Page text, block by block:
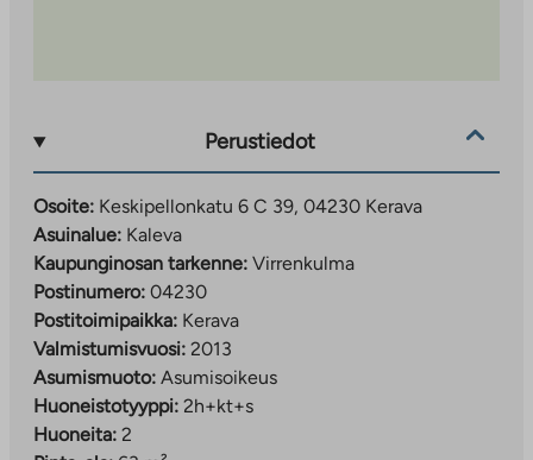
Perustiedot
Osoite: Keskipellonkatu 6 C 39, 04230 Kerava
Asuinalue: Kaleva
Kaupunginosan tarkenne: Virrenkulma
Postinumero: 04230
Postitoimipaikka: Kerava
Valmistumisvuosi: 2013
Asumismuoto: Asumisoikeus
Huoneistotyyppi: 2h+kt+s
Huoneita: 2